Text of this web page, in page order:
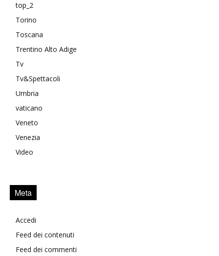
top_2
Torino
Toscana
Trentino Alto Adige
Tv
Tv&Spettacoli
Umbria
vaticano
Veneto
Venezia
Video
Meta
Accedi
Feed dei contenuti
Feed dei commenti